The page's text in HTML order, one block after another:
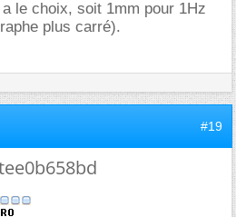
le choix, soit 1mm pour 1Hz
plus carré).
#19